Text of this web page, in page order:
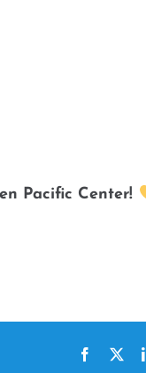
Pacific Center!
Facebook
X